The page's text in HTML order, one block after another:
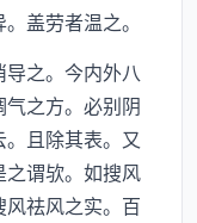
盖劳者温之。
之。今内外八
之方。必别阴
且除其表。又
谓欤。如搜风
祛风之实。百